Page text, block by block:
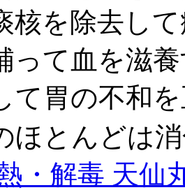
核を除去し
って血を滋
て胃の不和
ほとんどは
・解毒 天仙